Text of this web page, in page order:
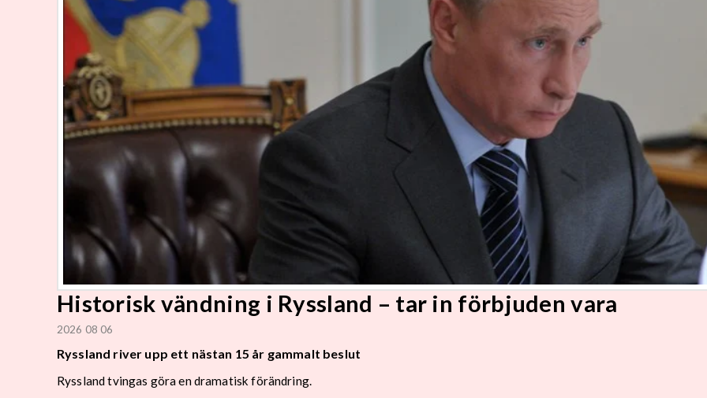
Historisk vändning i Ryssland – tar in förbjuden vara
2026 08 06
Ryssland river upp ett nästan 15 år gammalt beslut
Ryssland tvingas göra en dramatisk förändring.